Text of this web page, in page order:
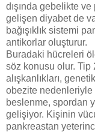
dışında gebelikte ve
gelişen diyabet de
bağışıklık sistemi
antikorlar oluşturur.
Buradaki hücreleri
söz konusu olur.
alışkanlıkları,
obezite nedenleriyle
beslenme, spordan
gelişiyor. Kişinin
pankreastan